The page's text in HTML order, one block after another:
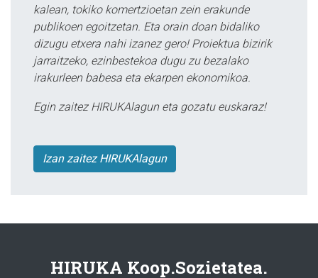
kalean, tokiko komertzioetan zein erakunde
publikoen egoitzetan. Eta orain doan bidaliko
dizugu etxera nahi izanez gero! Proiektua bizirik
jarraitzeko, ezinbestekoa dugu zu bezalako
irakurleen babesa eta ekarpen ekonomikoa.
Egin zaitez HIRUKAlagun eta gozatu euskaraz!
Izan zaitez HIRUKAlagun
HIRUKA Koop.Sozietatea.